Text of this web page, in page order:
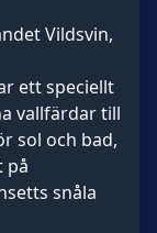
Vildsvin,
ett speciellt
vallfärdar till
sol och bad,
på
snåla